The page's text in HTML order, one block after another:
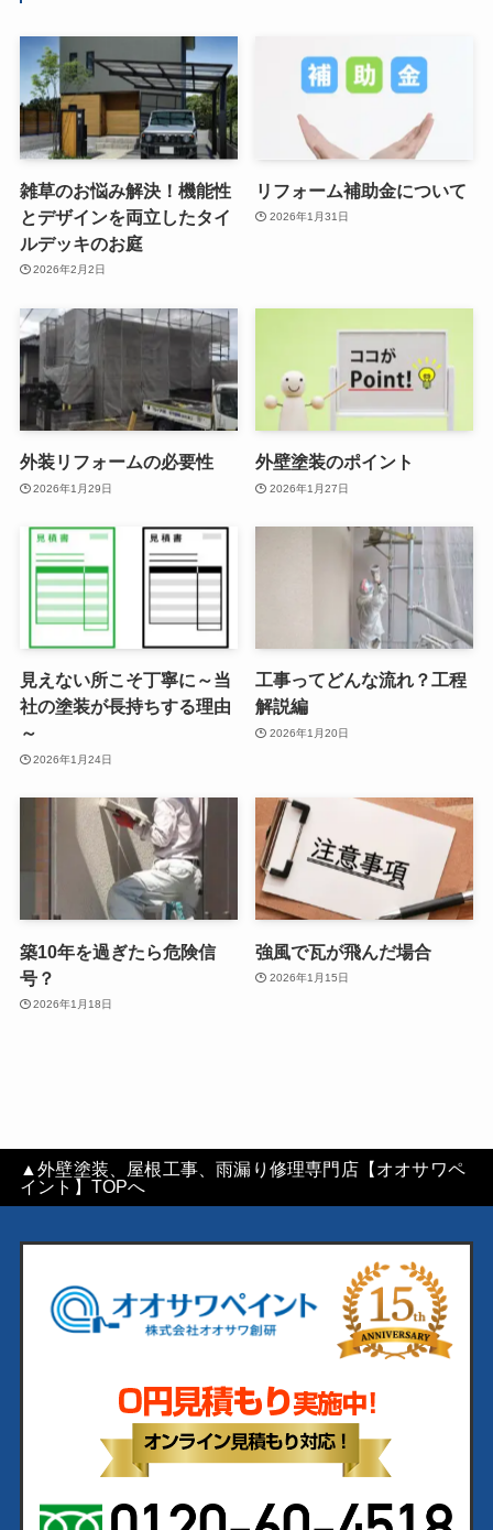
雑草のお悩み解決！機能性
とデザインを両立したタイ
ルデッキのお庭
2026年2月2日
リフォーム補助金について
2026年1月31日
外装リフォームの必要性
2026年1月29日
外壁塗装のポイント
2026年1月27日
見えない所こそ丁寧に～当
社の塗装が長持ちする理由
～
2026年1月24日
工事ってどんな流れ？工程
解説編
2026年1月20日
築10年を過ぎたら危険信
号？
2026年1月18日
強風で瓦が飛んだ場合
2026年1月15日
▲外壁塗装、屋根工事、雨漏り修理専門店【オオサワペ
イント】TOPへ